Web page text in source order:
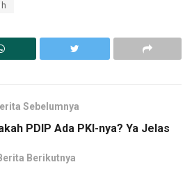
Sebelumnya
PDIP Ada PKI-nya? Ya Jelas
Berikutnya